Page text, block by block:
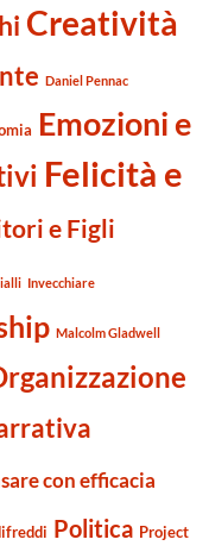
Creatività
Daniel Pennac
Emozioni e
Felicità e
e Figli
Invecchiare
Malcolm Gladwell
con efficacia
Politica Project